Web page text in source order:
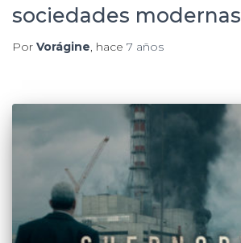
sociedades modernas
Por Vorágine , hace 7 años